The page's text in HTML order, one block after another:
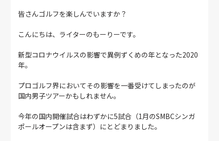
皆さんゴルフを楽しんでいますか？
こんにちは、ライターのもーりーです。
新型コロナウイルスの影響で異例ずくめの年となった2020
年。
プロゴルフ界においてその影響を一番受けてしまったのが
国内男子ツアーかもしれません。
今年の国内開催試合はわずかに5試合（1月のSMBCシンガ
ポールオープンは含まず）にとどまりました。